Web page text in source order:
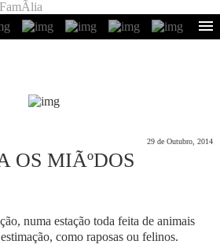
29 de Outubro, 2014
OS MIÃºDOS
numa estação toda feita de animais
como raposas ou felinos.